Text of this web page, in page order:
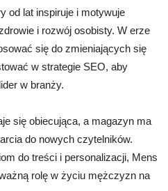
od lat inspiruje i motywuje
i rozwój osobisty. W erze
się do zmieniających się
w strategie SEO, aby
w branży.
się obiecująca, a magazyn ma
do nowych czytelników.
do treści i personalizacji, Mens
rolę w życiu mężczyzn na